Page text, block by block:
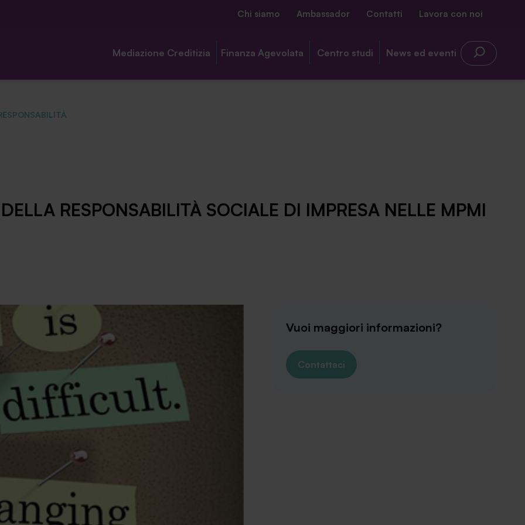
Contatti
Chi siamo Ambassador Contatti Lavora con noi
Mediazione Creditizia Finanza Agevolata Centro studi News ed eventi
RESPONSABILITÀ SOCIALE DI IMPRESA NELLE MPMI
Vuoi maggiori informazioni?
Contattaci